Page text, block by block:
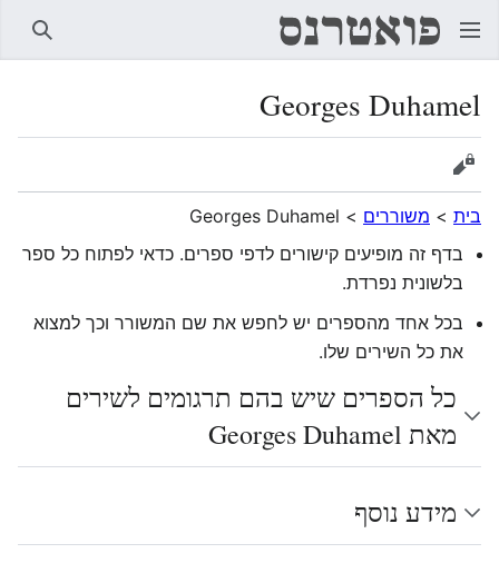
Georges Duhamel
הצגת מקור
בית > משוררים >
Georges Duhamel
בדף זה מופיעים קישורים לדפי ספרים. כדאי לפתוח כל ספר
בלשונית נפרדת.
בכל אחד מהספרים יש לחפש את שם המשורר וכך למצוא
את כל השירים שלו.
כל הספרים שיש בהם תרגומים לשירים
מאת Georges Duhamel
מידע נוסף